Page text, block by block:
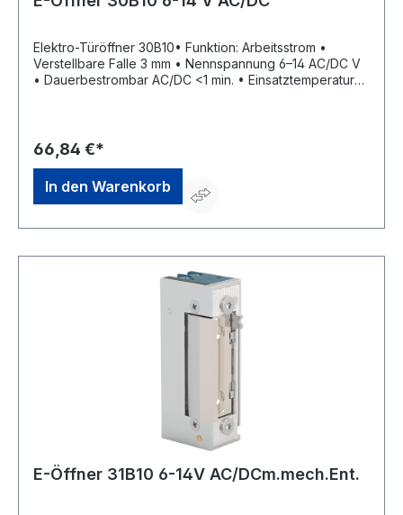
Elektro-Türöffner 30B10• Funktion: Arbeitsstrom •
Verstellbare Falle 3 mm • Nennspannung 6–14 AC/DC V
• Dauerbestrombar AC/DC <1 min. • Einsatztemperatur
de Llobregat, Barcelona, ES, +34 934 080 515,
info@openers-closers.com
66,84 €*
In den Warenkorb
E-Öffner 31B10 6-14V AC/DCm.mech.Ent.